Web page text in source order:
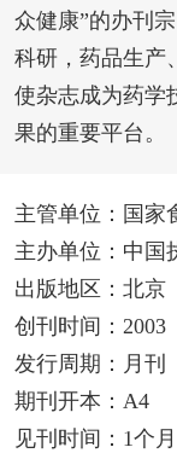
众健康”的办刊
科研，药品生产
使杂志成为药学
果的重要平台。
主管单位：国家
主办单位：中国
出版地区：北京
创刊时间：2003
发行周期：月刊
期刊开本：A4
见刊时间：1个